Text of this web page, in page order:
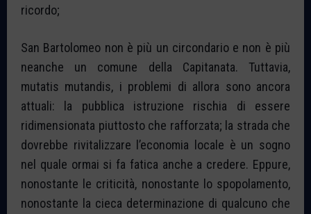
ricordo;
San Bartolomeo non è più un circondario e non è più
neanche un comune della Capitanata. Tuttavia,
mutatis mutandis, i problemi di allora sono ancora
attuali: la pubblica istruzione rischia di essere
ridimensionata piuttosto che rafforzata; la strada che
dovrebbe rivitalizzare l’economia locale è un sogno
nel quale ormai si fa fatica anche a credere. Eppure,
nonostante le criticità, nonostante lo spopolamento,
nonostante la cieca determinazione di qualcuno che